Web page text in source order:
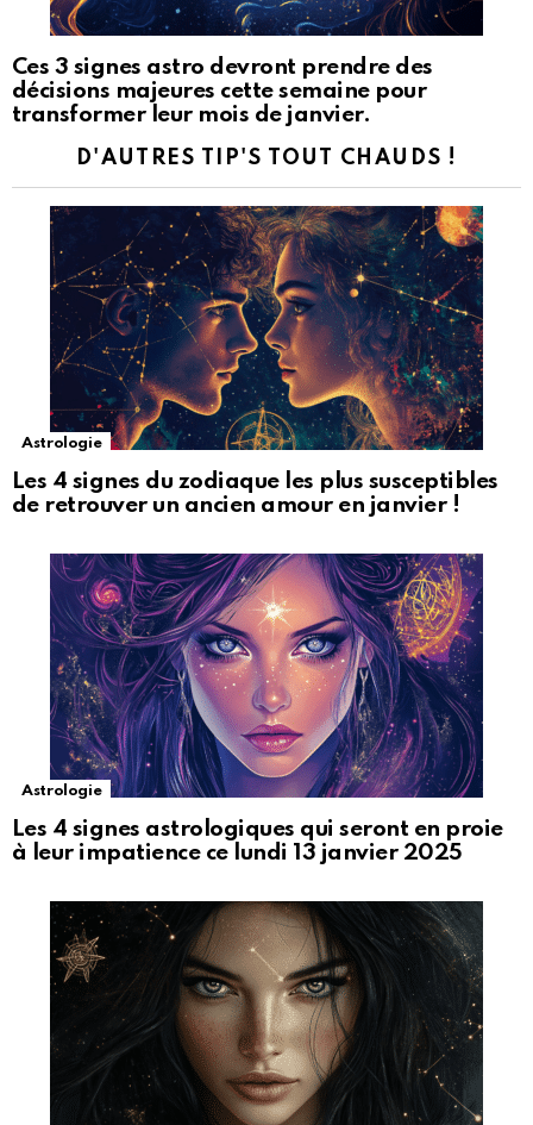
Ces 3 signes astro devront prendre des
décisions majeures cette semaine pour
transformer leur mois de janvier.
D'AUTRES TIP'S TOUT CHAUDS !
Astrologie
Les 4 signes du zodiaque les plus susceptibles
de retrouver un ancien amour en janvier !
Astrologie
Les 4 signes astrologiques qui seront en proie
à leur impatience ce lundi 13 janvier 2025